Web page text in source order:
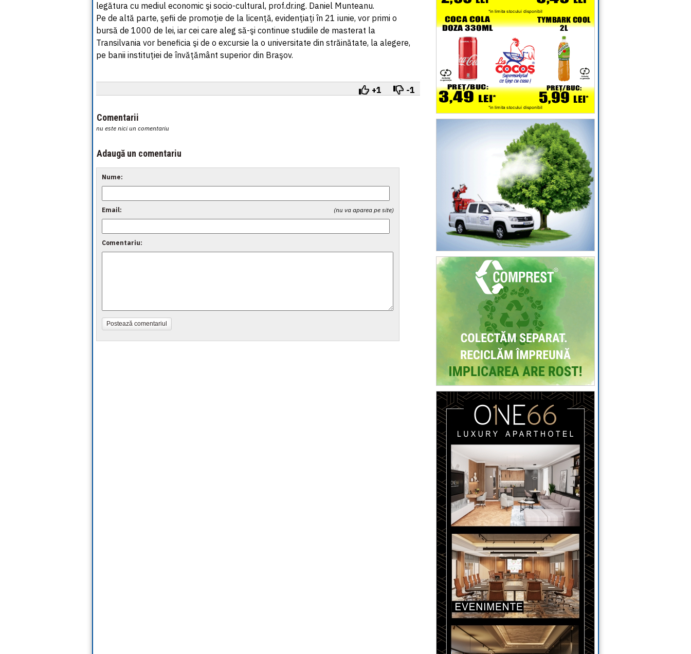
legătura cu mediul economic şi socio-cultural, prof.dr.ing. Daniel Munteanu.
Pe de altă parte, şefii de promoţie de la licenţă, evidenţiaţi în 21 iunie, vor primi o
bursă de 1000 de lei, iar cei care aleg să-şi continue studiile de masterat la
Transilvania vor beneficia şi de o excursie la o universitate din străinătate, la alegere,
pe banii instituţiei de învăţământ superior din Braşov.
+1 -1
Comentarii
nu este nici un comentariu
Adaugă un comentariu
Nume:
(nu va aparea pe site)
Email:
Comentariu:
Postează comentariul